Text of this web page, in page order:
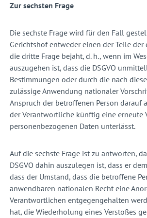
Zur sechsten Frage
Die sechste Frage wird für den Fall
Gerichtshof entweder einen der Teile der
die dritte Frage bejaht, d. h., wenn im
auszugehen ist, dass die DSGVO
Bestimmungen oder durch die nach
zulässige Anwendung nationaler
Anspruch der betroffenen Person darauf
der Verantwortliche künftig eine erneute
personenbezogenen Daten unterlässt.
Auf die sechste Frage ist zu antworten,
DSGVO dahin auszulegen ist, dass er
dass der Umstand, dass die betroffene
anwendbaren nationalen Recht eine
Verantwortlichen entgegengehalten
hat, die Wiederholung eines Verstoßes